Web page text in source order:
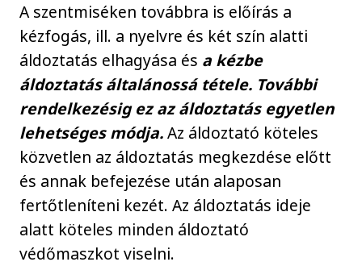
A szentmiséken továbbra is előírás a
kézfogás, ill. a nyelvre és két szín alatti
áldoztatás elhagyása és a kézbe
áldoztatás általánossá tétele. További
rendelkezésig ez az áldoztatás egyetlen
lehetséges módja.Az áldoztató köteles
közvetlen az áldoztatás megkezdése előtt
és annak befejezése után alaposan
fertőtleníteni kezét. Az áldoztatás ideje
alatt köteles minden áldoztató
védőmaszkot viselni.